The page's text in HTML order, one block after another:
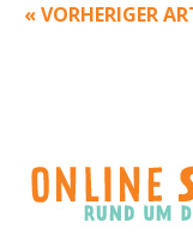
« VORHERIGER